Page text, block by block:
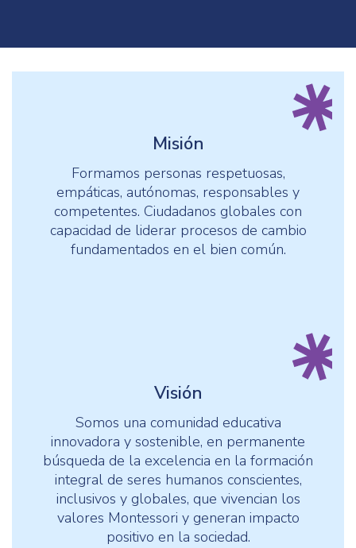
Misión
Formamos personas respetuosas,
empáticas, autónomas, responsables y
competentes. Ciudadanos globales con
capacidad de liderar procesos de cambio
fundamentados en el bien común.
Visión
Somos una comunidad educativa
innovadora y sostenible, en permanente
búsqueda de la excelencia en la formación
integral de seres humanos conscientes,
inclusivos y globales, que vivencian los
valores Montessori y generan impacto
positivo en la sociedad.